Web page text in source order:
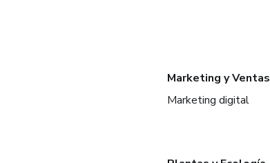
Marketing y Ventas
Marketing digital